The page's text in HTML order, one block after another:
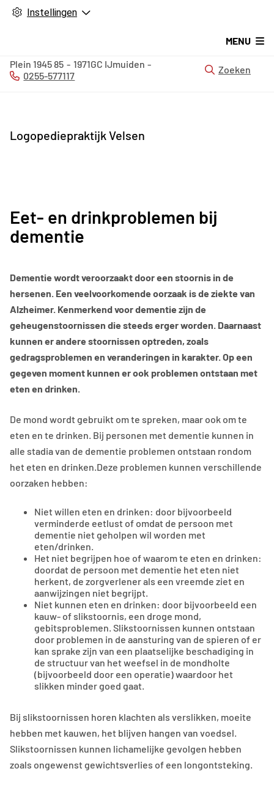
Instellingen
Logopediepraktijk Velsen
MENU
Plein 194585 1971GC IJmuiden
Tel:
0255-577117
Zoeken
Eet- en drinkproblemen bij
dementie
Dementie wordt veroorzaakt door een stoornis in de
hersenen. Een veelvoorkomende oorzaak is de ziekte van
Alzheimer. Kenmerkend voor dementie zijn de
geheugenstoornissen die steeds erger worden. Daarnaast
kunnen er andere stoornissen optreden, zoals
gedragsproblemen en veranderingen in karakter. Op een
gegeven moment kunnen er ook problemen ontstaan met
eten en drinken.
De mond wordt gebruikt om te spreken, maar ook om te
eten en te drinken. Bij personen met dementie kunnen in
alle stadia van de dementie problemen ontstaan rondom
het eten en drinken.Deze problemen kunnen verschillende
oorzaken hebben:
Niet willen eten en drinken: door bijvoorbeeld
verminderde eetlust of omdat de persoon met
dementie niet geholpen wil worden met
eten/drinken.
Het niet begrijpen hoe of waarom te eten en drinken:
doordat de persoon met dementie het eten niet
herkent, de zorgverlener als een vreemde ziet en
aanwijzingen niet begrijpt.
Niet kunnen eten en drinken: door bijvoorbeeld een
kauw- of slikstoornis, een droge mond,
gebitsproblemen. Slikstoornissen kunnen ontstaan
door problemen in de aansturing van de spieren of er
kan sprake zijn van een plaatselijke beschadiging in
de structuur van het weefsel in de mondholte
(bijvoorbeeld door een operatie) waardoor het
slikken minder goed gaat.
Bij slikstoornissen horen klachten als verslikken, moeite
hebben met kauwen, het blijven hangen van voedsel.
Slikstoornissen kunnen lichamelijke gevolgen hebben
zoals ongewenst gewichtsverlies of een longontsteking.